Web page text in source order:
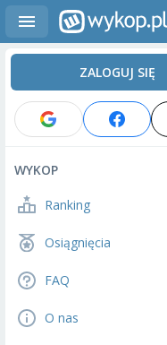
ZALOGUJ SIĘ
WYKOP
Ranking
Osiągnięcia
FAQ
O nas